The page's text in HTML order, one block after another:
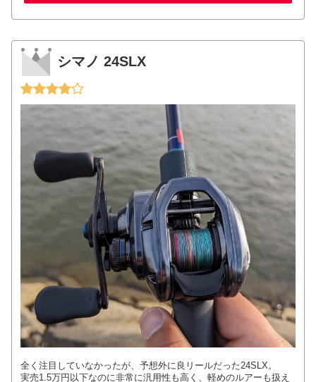
シマノ 24SLX
全く注目していなかったが、予想外に良リールだった24SLX。
実売1.5万円以下なのに非常に汎用性も高く、軽めのルアーも扱え